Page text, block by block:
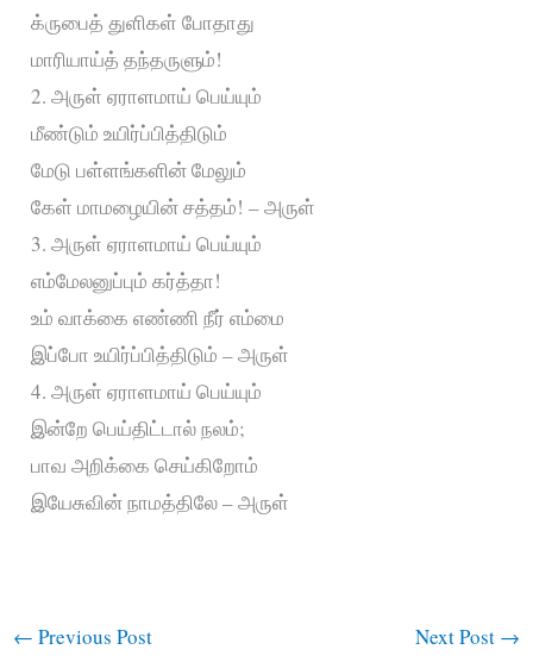
க்ருபைத் துளிகள் போதாது
மாரியாய்த் தந்தருளும்!
2. அருள் ஏராளமாய் பெய்யும்
மீண்டும் உயிர்ப்பித்திடும்
மேடு பள்ளங்களின் மேலும்
கேள் மாமழையின் சத்தம்! – அருள்
3. அருள் ஏராளமாய் பெய்யும்
எம்மேலனுப்பும் கர்த்தா!
உம் வாக்கை எண்ணி நீர் எம்மை
இப்போ உயிர்ப்பித்திடும் – அருள்
4. அருள் ஏராளமாய் பெய்யும்
இன்றே பெய்திட்டால் நலம்;
பாவ அறிக்கை செய்கிறோம்
இயேசுவின் நாமத்திலே – அருள்
← Previous Post Next Post →